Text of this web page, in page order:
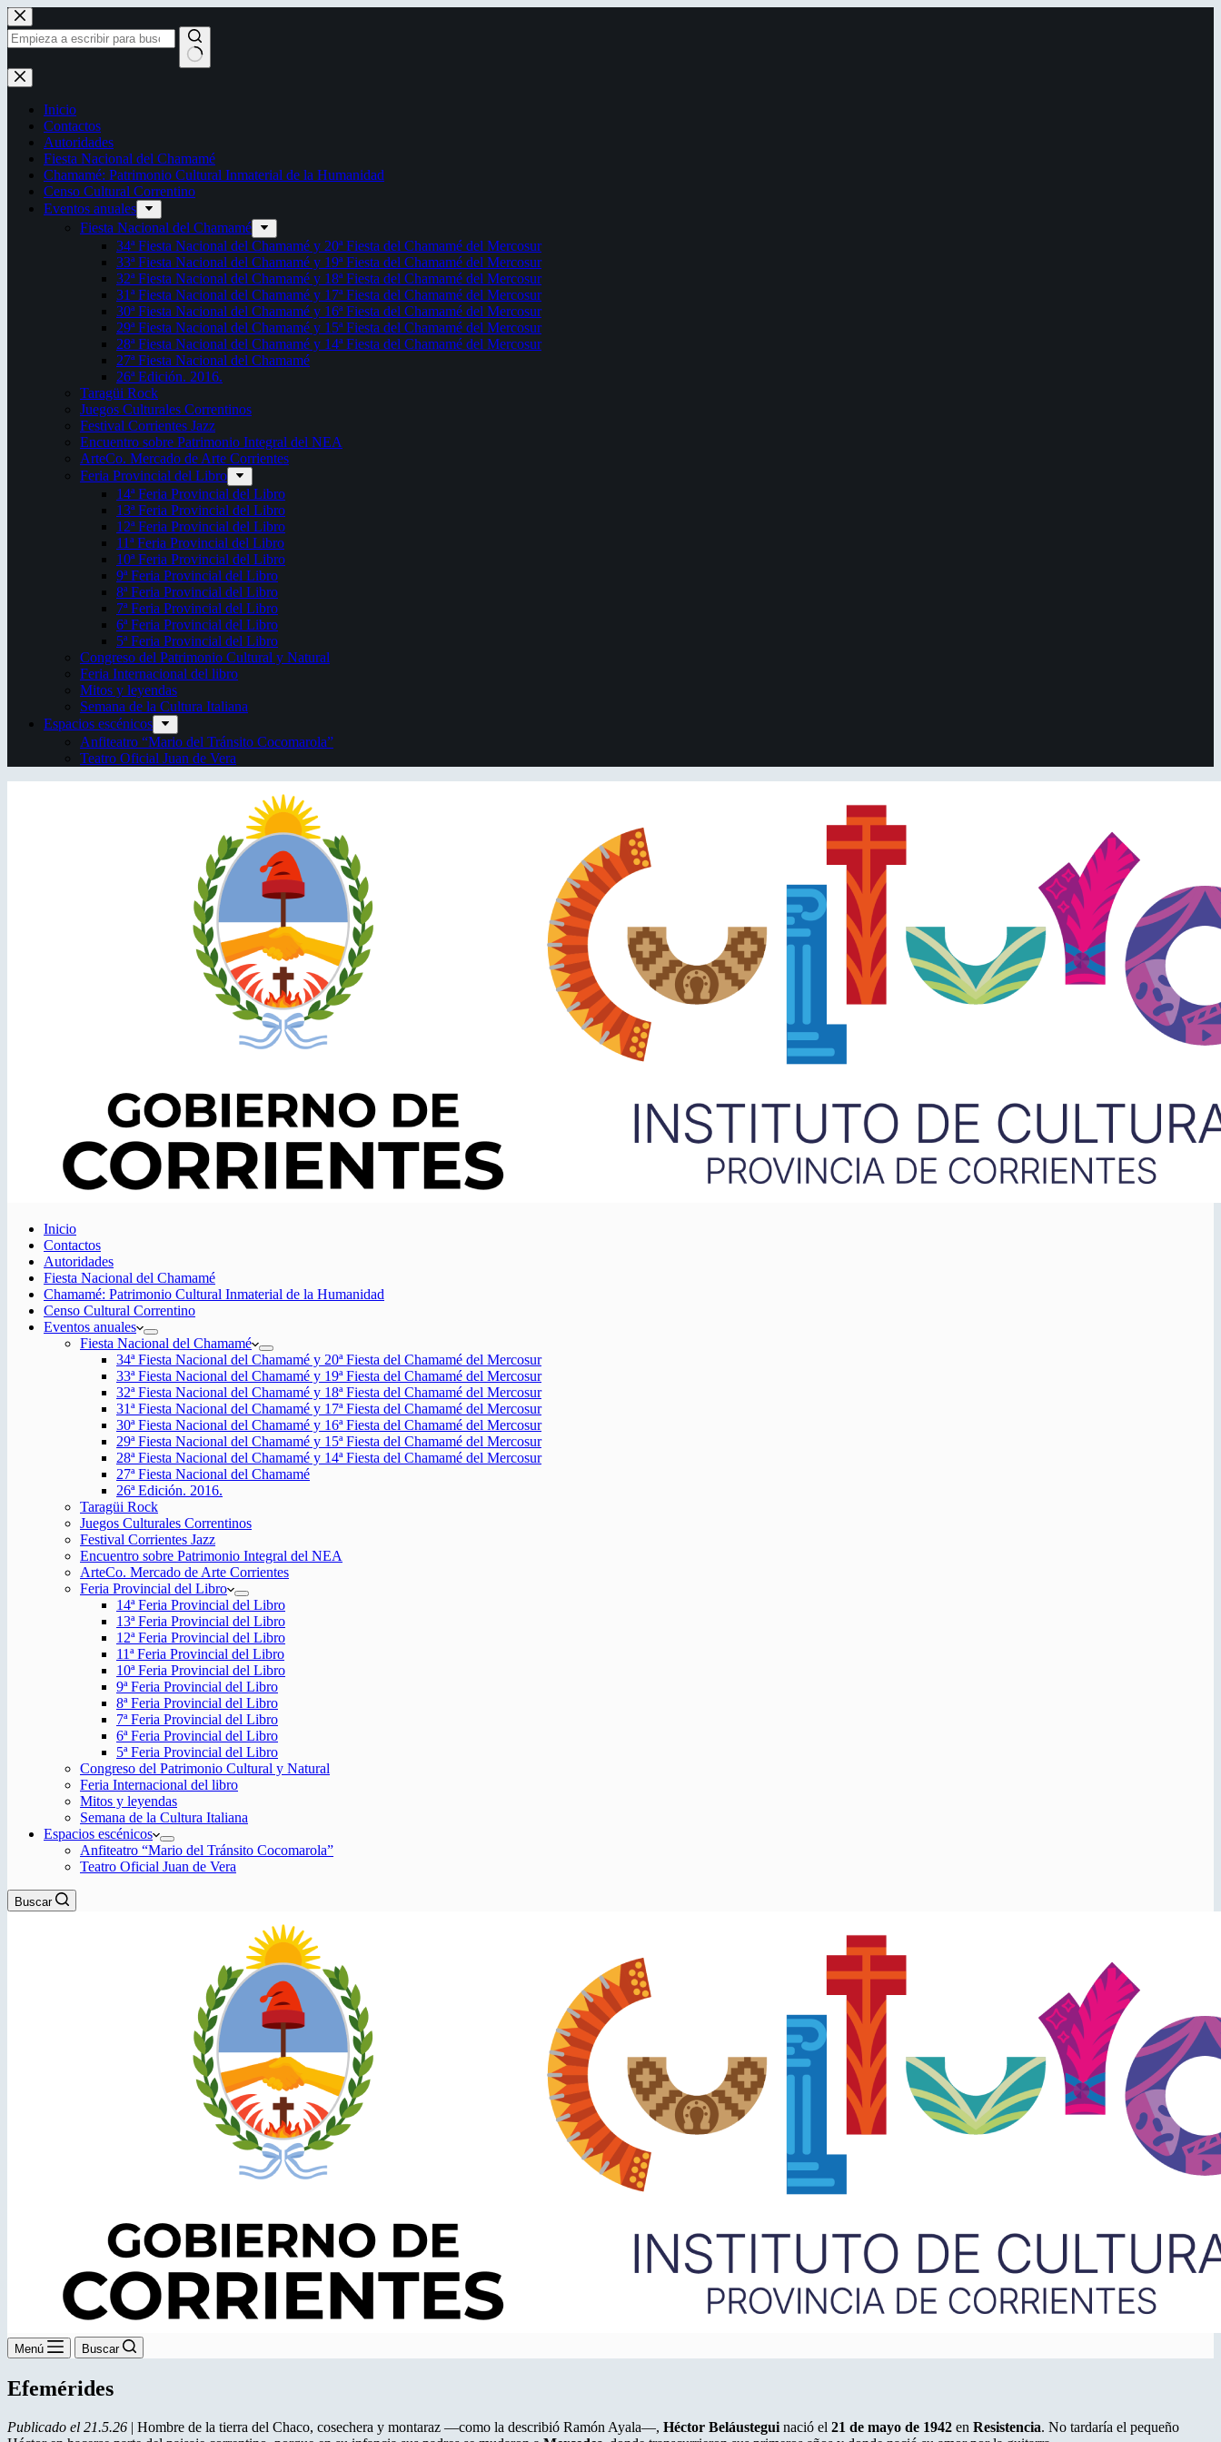
Saltar
al
contenido
Sin
resultados
Inicio
Contactos
Autoridades
Fiesta Nacional del Chamamé
Chamamé: Patrimonio Cultural Inmaterial de la Humanidad
Censo Cultural Correntino
Eventos anuales
Fiesta Nacional del Chamamé
34ª Fiesta Nacional del Chamamé y 20ª Fiesta del Chamamé del Mercosur
33ª Fiesta Nacional del Chamamé y 19ª Fiesta del Chamamé del Mercosur
32ª Fiesta Nacional del Chamamé y 18ª Fiesta del Chamamé del Mercosur
31ª Fiesta Nacional del Chamamé y 17ª Fiesta del Chamamé del Mercosur
30ª Fiesta Nacional del Chamamé y 16ª Fiesta del Chamamé del Mercosur
29ª Fiesta Nacional del Chamamé y 15ª Fiesta del Chamamé del Mercosur
28ª Fiesta Nacional del Chamamé y 14ª Fiesta del Chamamé del Mercosur
27ª Fiesta Nacional del Chamamé
26ª Edición. 2016.
Taragüi Rock
Juegos Culturales Correntinos
Festival Corrientes Jazz
Encuentro sobre Patrimonio Integral del NEA
ArteCo. Mercado de Arte Corrientes
Feria Provincial del Libro
14ª Feria Provincial del Libro
13ª Feria Provincial del Libro
12ª Feria Provincial del Libro
11ª Feria Provincial del Libro
10ª Feria Provincial del Libro
9ª Feria Provincial del Libro
8ª Feria Provincial del Libro
7ª Feria Provincial del Libro
6ª Feria Provincial del Libro
5ª Feria Provincial del Libro
Congreso del Patrimonio Cultural y Natural
Feria Internacional del libro
Mitos y leyendas
Semana de la Cultura Italiana
Espacios escénicos
Anfiteatro “Mario del Tránsito Cocomarola”
Teatro Oficial Juan de Vera
Inicio
Contactos
Autoridades
Fiesta Nacional del Chamamé
Chamamé: Patrimonio Cultural Inmaterial de la Humanidad
Censo Cultural Correntino
Eventos anuales
Fiesta Nacional del Chamamé
34ª Fiesta Nacional del Chamamé y 20ª Fiesta del Chamamé del Mercosur
33ª Fiesta Nacional del Chamamé y 19ª Fiesta del Chamamé del Mercosur
32ª Fiesta Nacional del Chamamé y 18ª Fiesta del Chamamé del Mercosur
31ª Fiesta Nacional del Chamamé y 17ª Fiesta del Chamamé del Mercosur
30ª Fiesta Nacional del Chamamé y 16ª Fiesta del Chamamé del Mercosur
29ª Fiesta Nacional del Chamamé y 15ª Fiesta del Chamamé del Mercosur
28ª Fiesta Nacional del Chamamé y 14ª Fiesta del Chamamé del Mercosur
27ª Fiesta Nacional del Chamamé
26ª Edición. 2016.
Taragüi Rock
Juegos Culturales Correntinos
Festival Corrientes Jazz
Encuentro sobre Patrimonio Integral del NEA
ArteCo. Mercado de Arte Corrientes
Feria Provincial del Libro
14ª Feria Provincial del Libro
13ª Feria Provincial del Libro
12ª Feria Provincial del Libro
11ª Feria Provincial del Libro
10ª Feria Provincial del Libro
9ª Feria Provincial del Libro
8ª Feria Provincial del Libro
7ª Feria Provincial del Libro
6ª Feria Provincial del Libro
5ª Feria Provincial del Libro
Congreso del Patrimonio Cultural y Natural
Feria Internacional del libro
Mitos y leyendas
Semana de la Cultura Italiana
Espacios escénicos
Anfiteatro “Mario del Tránsito Cocomarola”
Teatro Oficial Juan de Vera
Buscar
Menú Buscar
Efemérides
Publicado el 21.5.26 | Hombre de la tierra del Chaco, cosechera y montaraz —como la describió Ramón Ayala—, Héctor Beláustegui nació el 21 de mayo de 1942 en Resistencia. No tardaría el pequeño